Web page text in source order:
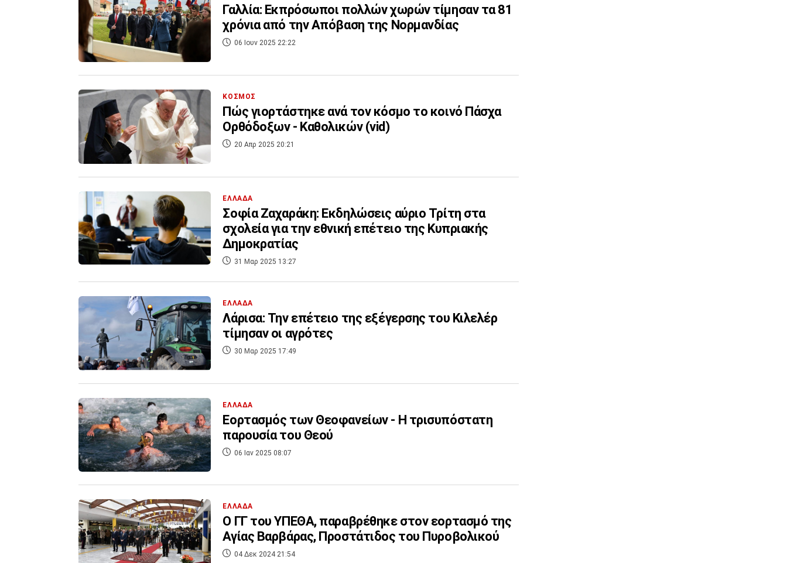
Γαλλία: Εκπρόσωποι πολλών χωρών τίμησαν τα 81
χρόνια από την Απόβαση της Νορμανδίας
06 Ιουν 2025 22:22
ΚΟΣΜΟΣ
Πώς γιορτάστηκε ανά τον κόσμο το κοινό Πάσχα
Ορθόδοξων - Καθολικών (vid)
20 Απρ 2025 20:21
ΕΛΛΑΔΑ
Σοφία Ζαχαράκη: Εκδηλώσεις αύριο Τρίτη στα
σχολεία για την εθνική επέτειο της Κυπριακής
Δημοκρατίας
31 Μαρ 2025 13:27
ΕΛΛΑΔΑ
Λάρισα: Την επέτειο της εξέγερσης του Κιλελέρ
τίμησαν οι αγρότες
30 Μαρ 2025 17:49
ΕΛΛΑΔΑ
Εορτασμός των Θεοφανείων - Η τρισυπόστατη
παρουσία του Θεού
06 Ιαν 2025 08:07
ΕΛΛΑΔΑ
Ο ΓΓ του ΥΠΕΘΑ, παραβρέθηκε στον εορτασμό της
Αγίας Βαρβάρας, Προστάτιδος του Πυροβολικού
04 Δεκ 2024 21:54